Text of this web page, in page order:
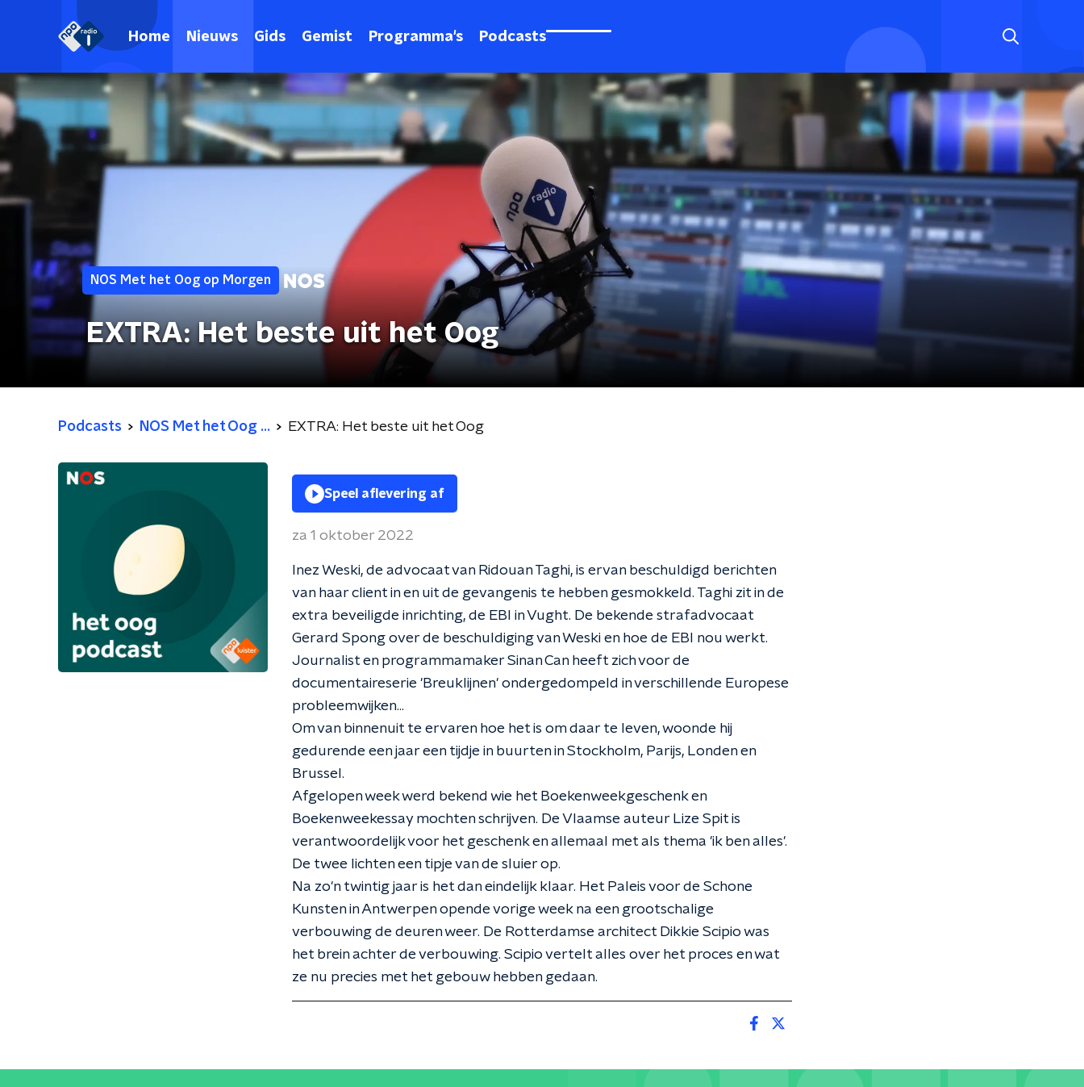
Home Nieuws Gids Gemist Programma's Podcasts
NOS Met het Oog op Morgen
EXTRA: Het beste uit het Oog
Podcasts NOS Met het Oog ... EXTRA: Het beste uit het Oog
Speel aflevering af
za 1 oktober 2022
Inez Weski, de advocaat van Ridouan Taghi, is ervan beschuldigd berichten
van haar client in en uit de gevangenis te hebben gesmokkeld. Taghi zit in de
extra beveiligde inrichting, de EBI in Vught. De bekende strafadvocaat
Gerard Spong over de beschuldiging van Weski en hoe de EBI nou werkt.
Journalist en programmamaker Sinan Can heeft zich voor de
documentaireserie 'Breuklijnen' ondergedompeld in verschillende Europese
probleemwijken...
Om van binnenuit te ervaren hoe het is om daar te leven, woonde hij
gedurende een jaar een tijdje in buurten in Stockholm, Parijs, Londen en
Brussel.
Afgelopen week werd bekend wie het Boekenweekgeschenk en
Boekenweekessay mochten schrijven. De Vlaamse auteur Lize Spit is
verantwoordelijk voor het geschenk en allemaal met als thema 'ik ben alles'.
De twee lichten een tipje van de sluier op.
Na zo'n twintig jaar is het dan eindelijk klaar. Het Paleis voor de Schone
Kunsten in Antwerpen opende vorige week na een grootschalige
verbouwing de deuren weer. De Rotterdamse architect Dikkie Scipio was
het brein achter de verbouwing. Scipio vertelt alles over het proces en wat
ze nu precies met het gebouw hebben gedaan.